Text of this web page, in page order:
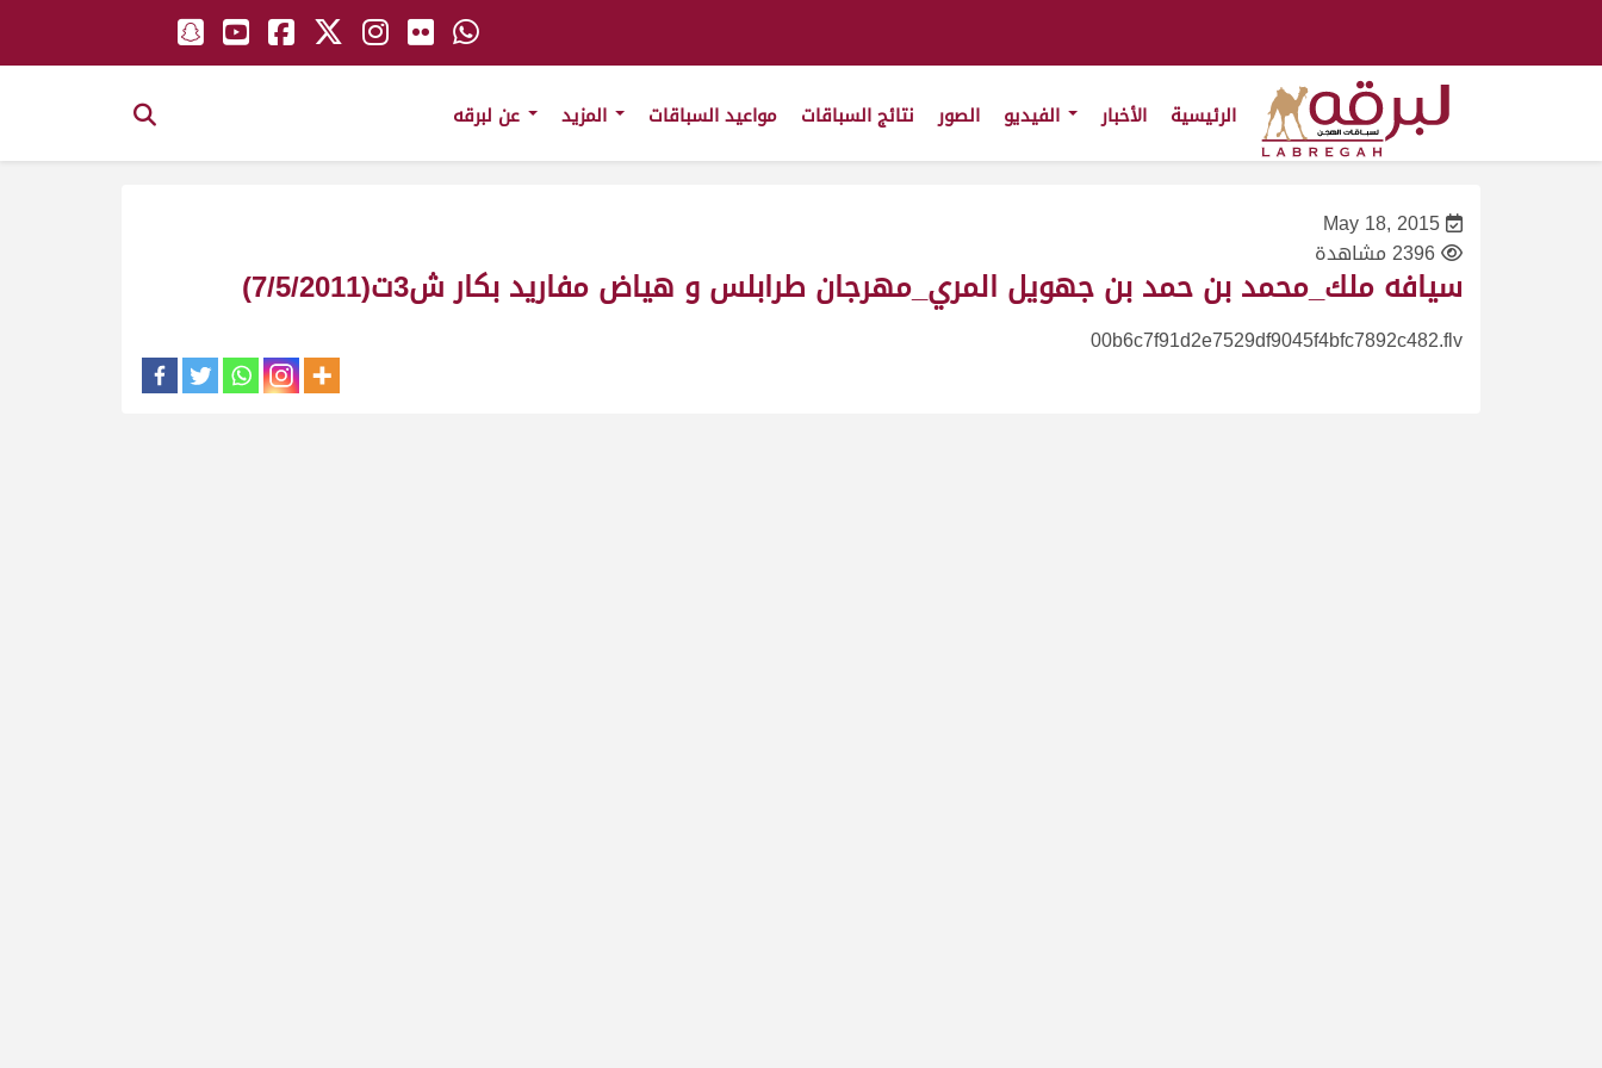
الرئيسية الأخبار الصور نتائج السباقات مواعيد السباقات
May 18, 2015
2396 مشاهدة
سيافه ملك_محمد بن حمد بن جهويل المري_مهرجان طرابلس و هياض مفاريد بكار ش3ت(7/5/2011)
00b6c7f91d2e7529df9045f4bfc7892c482.flv